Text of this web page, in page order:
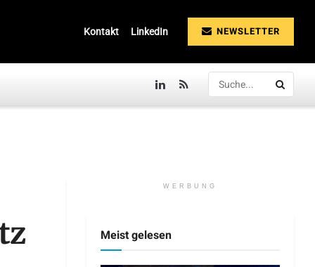
Kontakt LinkedIn NEWSLETTER
WERBUNG
Meist gelesen